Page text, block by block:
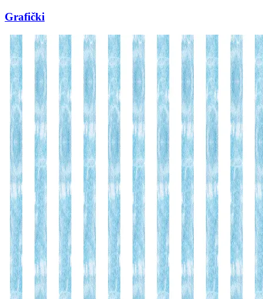
Grafički